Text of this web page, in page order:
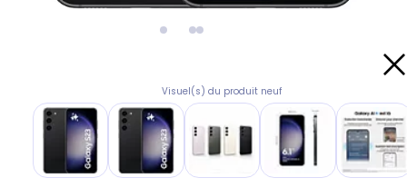
Visuel(s) du produit neuf